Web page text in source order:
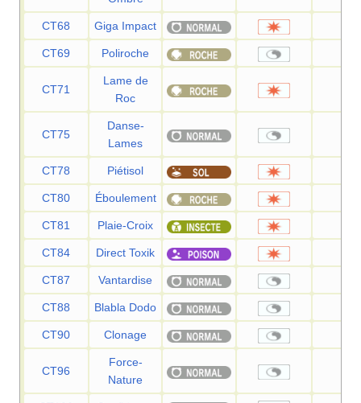
CT68 Giga Impact
CT69 Poliroche
CT71
Lame de
Roc
CT75
Danse-
Lames
CT78 Piétisol
CT80 Éboulement
CT81 Plaie-Croix
CT84 Direct Toxik
CT87 Vantardise
CT88 Blabla Dodo
CT90 Clonage
CT96
Force-
Nature